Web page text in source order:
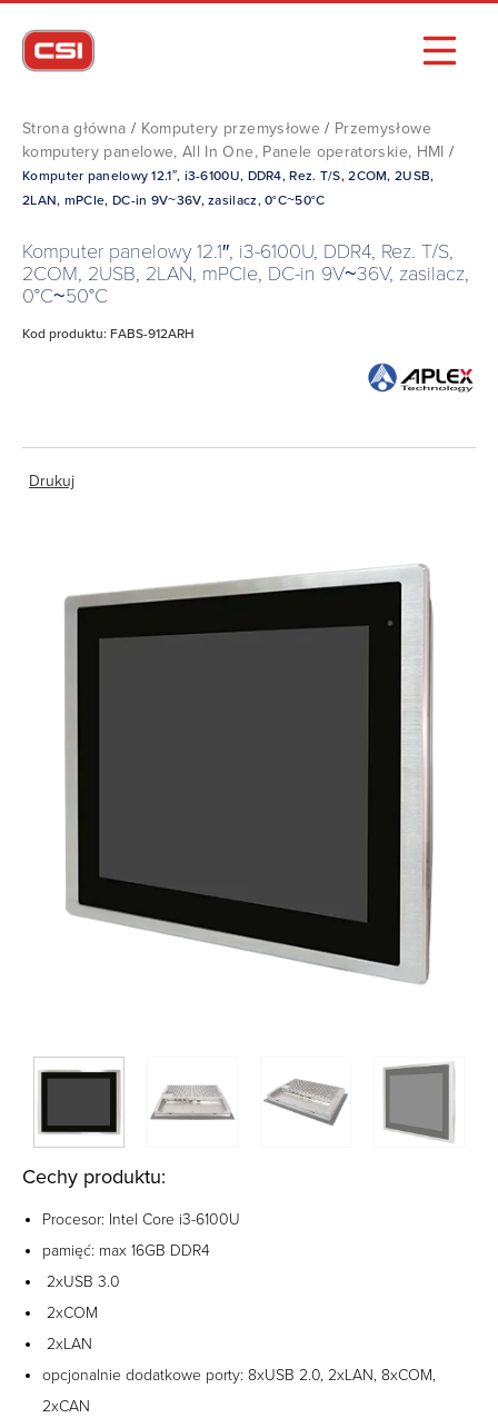
Strona główna / Komputery przemysłowe / Przemysłowe
komputery panelowe, All In One, Panele operatorskie, HMI /
Komputer panelowy 12.1″, i3-6100U, DDR4, Rez. T/S, 2COM, 2USB,
2LAN, mPCIe, DC-in 9V~36V, zasilacz, 0°C~50°C
Komputer panelowy 12.1″, i3-6100U, DDR4, Rez. T/S,
2COM, 2USB, 2LAN, mPCIe, DC-in 9V~36V, zasilacz,
0°C~50°C
Kod produktu: FABS-912ARH
Drukuj
Cechy produktu:
Procesor: Intel Core i3-6100U
pamięć: max 16GB DDR4
2xUSB 3.0
2xCOM
2xLAN
opcjonalnie dodatkowe porty: 8xUSB 2.0, 2xLAN, 8xCOM,
2xCAN